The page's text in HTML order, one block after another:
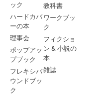
ック
ハードカバ
ーの本
理事会
ポップアッ
プブック
フレキシバ
ウンドブッ
ク
教科書
ワークブッ
ク
フィクショ
ン & 小説の
本
雑誌